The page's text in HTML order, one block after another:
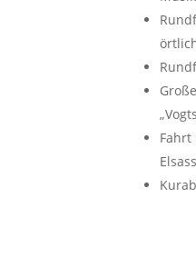
Elsass